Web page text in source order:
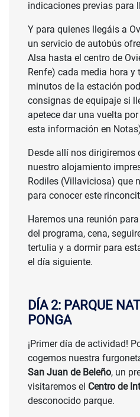
indicaciones previas para
Y para quienes llegáis a
un servicio de autobús
Alsa hasta el centro de
Renfe) cada media hora y
minutos de la estación
consignas de equipaje si
apetece dar una vuelta
esta información en
Desde allí nos dirigiremos
nuestro alojamiento
Rodiles (Villaviciosa) que
para conocer este
Haremos una reunión
del programa, cena,
tertulia y a dormir para
el día siguiente.
DÍA 2: PARQUE
PONGA
¡Primer día de actividad!
cogemos nuestra
San Juan de Beleño, un
visitaremos el Centro de
desconocido parque.